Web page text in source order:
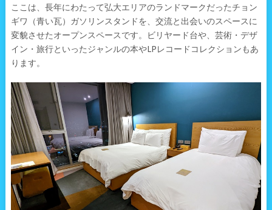
ここは、長年にわたって弘大エリアのランドマークだったチョン
ギワ（青い瓦）ガソリンスタンドを、交流と出会いのスペースに
変貌させたオープンスペースです。ビリヤード台や、芸術・デザ
イン・旅行といったジャンルの本やLPレコードコレクションもあ
ります。